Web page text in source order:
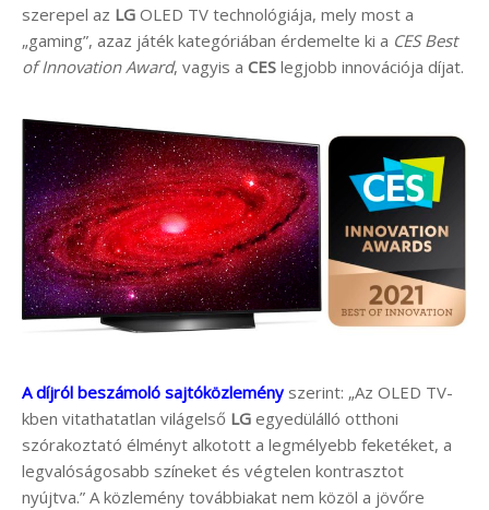
szerepel az LG OLED TV technológiája, mely most a
„gaming”, azaz játék kategóriában érdemelte ki a CES Best
of Innovation Award, vagyis a CES legjobb innovációja díjat.
A díjról beszámoló sajtóközleményszerint: „Az OLED TV-
kben vitathatatlan világelső LG egyedülálló otthoni
szórakoztató élményt alkotott a legmélyebb feketéket, a
legvalóságosabb színeket és végtelen kontrasztot
nyújtva.” A közlemény továbbiakat nem közöl a jövőre